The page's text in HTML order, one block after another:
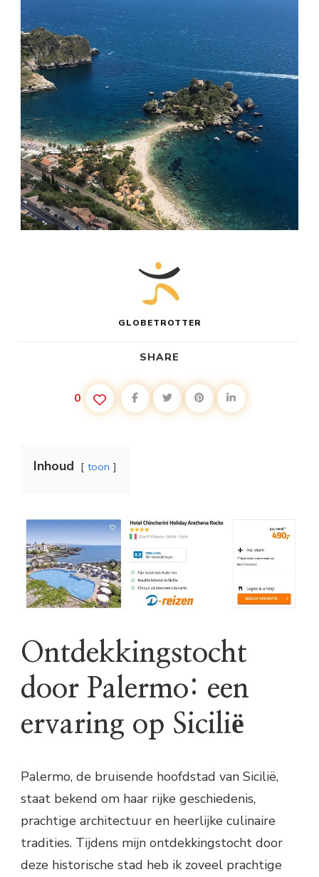
GLOBETROTTER
SHARE
0
Inhoud toon
Ontdekkingstocht
door Palermo: een
ervaring op Sicilië
Palermo, de bruisende hoofdstad van Sicilië,
staat bekend om haar rijke geschiedenis,
prachtige architectuur en heerlijke culinaire
tradities. Tijdens mijn ontdekkingstocht door
deze historische stad heb ik zoveel prachtige